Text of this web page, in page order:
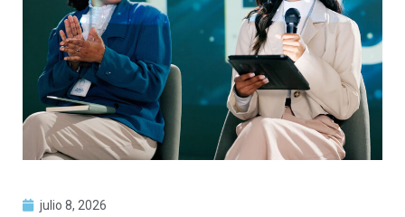
julio 8, 2026